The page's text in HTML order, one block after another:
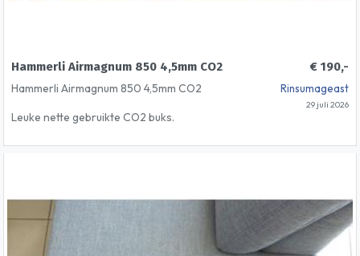
€ 190,-
Hammerli Airmagnum 850 4,5mm CO2
Rinsumageast
29 juli 2026
Hammerli Airmagnum 850 4,5mm CO2
Leuke nette gebruikte CO2 buks.
Werkt op 88grams patronen, waar je veel
Magazijn.
Vraagprijs 190 euro inclusief verzendkosten
binnen Nederland.